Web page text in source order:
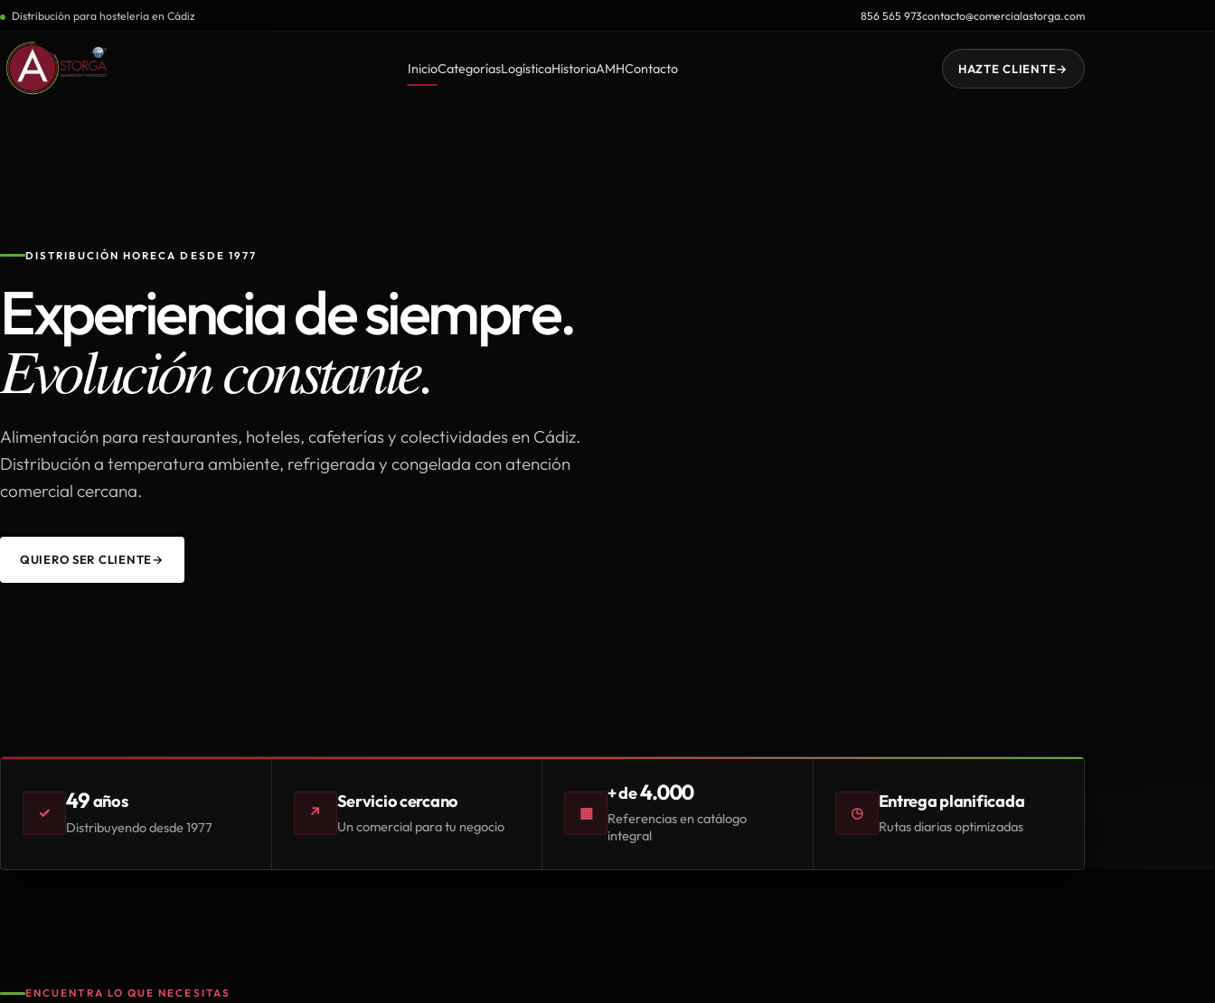
Distribución para hostelería en Cádiz 856 565 973contacto@comercialastorga.com
InicioCategoríasLogísticaHistoriaAMHContacto HAZTE CLIENTE→
DISTRIBUCIÓN HORECA DESDE 1977
Experiencia de siempre.
Evolución constante.
Alimentación para restaurantes, hoteles, cafeterías y colectividades en Cádiz.
Distribución a temperatura ambiente, refrigerada y congelada con atención
comercial cercana.
QUIERO SER CLIENTE→
✓ 49años
Distribuyendo desde 1977
↗
Servicio cercano
Un comercial para tu negocio
▦
+ de4.000
Referencias en catálogo
integral
◷
Entrega planificada
Rutas diarias optimizadas
ENCUENTRA LO QUE NECESITAS